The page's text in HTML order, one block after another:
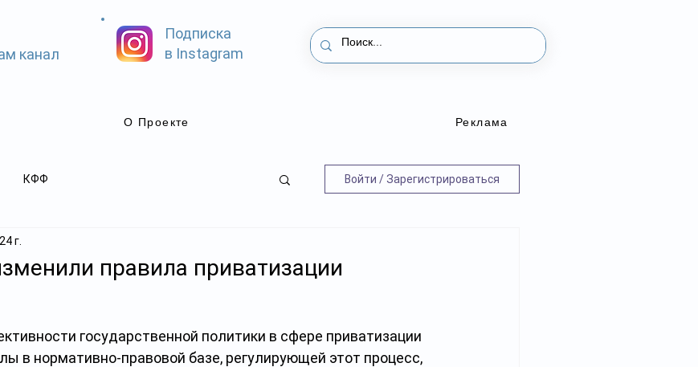
канал
Подписка
в Instagram
О Проекте Реклама
КФФ Войти / Зарегистрироваться
правила приватизации
г.
государственной политики в сфере приватизации
в нормативно-правовой базе, регулирующей этот процесс,